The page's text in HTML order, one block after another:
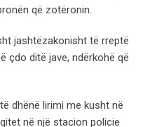
që zotëronin.
jashtëzakonisht të rreptë
çdo ditë jave, ndërkohë që
dhënë lirimi me kusht në
në një stacion policie